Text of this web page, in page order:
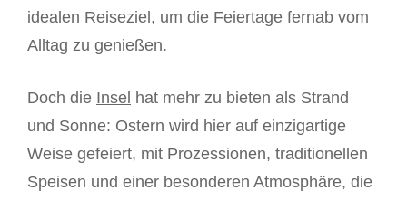
idealen Reiseziel, um die Feiertage fernab vom
Alltag zu genießen.
Doch die Insel hat mehr zu bieten als Strand
und Sonne: Ostern wird hier auf einzigartige
Weise gefeiert, mit Prozessionen, traditionellen
Speisen und einer besonderen Atmosphäre, die